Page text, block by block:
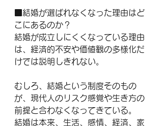
■結婚が選ばれなくなった理由はど
こにあるのか？
結婚が成立しにくくなっている理由
は、経済的不安や価値観の多様化だ
けでは説明しきれない。
むしろ、結婚という制度そのもの
が、現代人のリスク感覚や生き方の
前提と合わなくなってきている。
結婚は本来、生活、感情、経済、家